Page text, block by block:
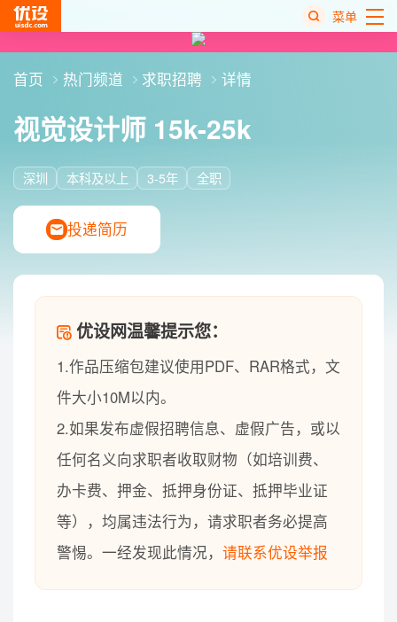
菜单
首页 热门频道 求职招聘 详情
视觉设计师 15k-25k
深圳 本科及以上 3-5年 全职
投递简历
优设网温馨提示您：
1.作品压缩包建议使用PDF、RAR格式，文
件大小10M以内。
2.如果发布虚假招聘信息、虚假广告，或以
任何名义向求职者收取财物（如培训费、
办卡费、押金、抵押身份证、抵押毕业证
等），均属违法行为，请求职者务必提高
警惕。一经发现此情况， 请联系优设举报